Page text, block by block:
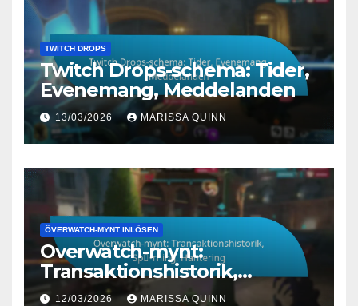
TWITCH DROPS
Twitch Drops-schema: Tider,
Evenemang, Meddelanden
13/03/2026 MARISSA QUINN
ÖVERWATCH-MYNT INLÖSEN
Overwatch-mynt:
Transaktionshistorik,
Spårning, Hantering
12/03/2026 MARISSA QUINN